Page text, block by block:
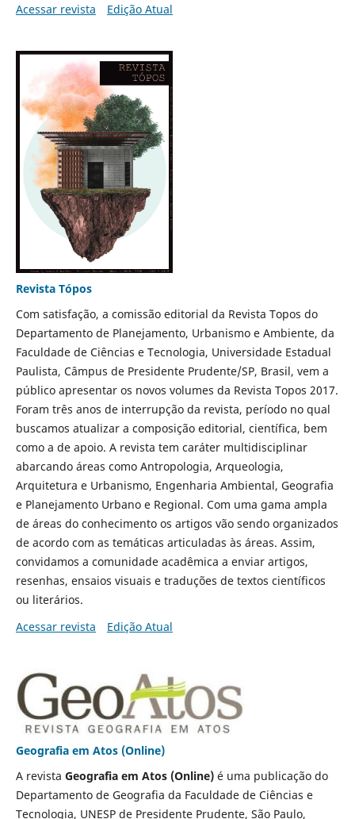
Acessar revista
Edição Atual
Revista Tópos
Com satisfação, a comissão editorial da Revista Topos do
Departamento de Planejamento, Urbanismo e Ambiente, da
Faculdade de Ciências e Tecnologia, Universidade Estadual
Paulista, Câmpus de Presidente Prudente/SP, Brasil, vem a
público apresentar os novos volumes da Revista Topos 2017.
Foram três anos de interrupção da revista, período no qual
buscamos atualizar a composição editorial, científica, bem
como a de apoio. A revista tem caráter multidisciplinar
abarcando áreas como Antropologia, Arqueologia,
Arquitetura e Urbanismo, Engenharia Ambiental, Geografia
e Planejamento Urbano e Regional. Com uma gama ampla
de áreas do conhecimento os artigos vão sendo organizados
de acordo com as temáticas articuladas às áreas. Assim,
convidamos a comunidade acadêmica a enviar artigos,
resenhas, ensaios visuais e traduções de textos científicos
ou literários.
Acessar revista
Edição Atual
Geografia em Atos (Online)
A revista Geografia em Atos (Online)é uma publicação do
Departamento de Geografia da Faculdade de Ciências e
Tecnologia, UNESP de Presidente Prudente, São Paulo,